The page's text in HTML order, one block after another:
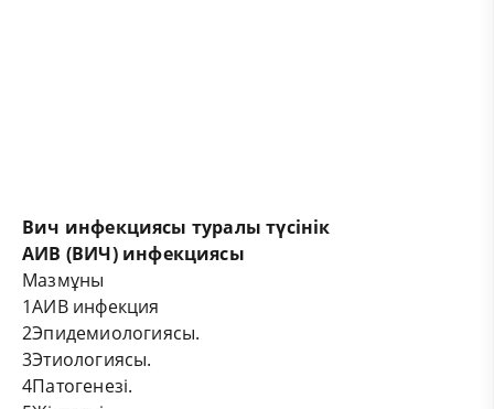
Вич инфекциясы туралы түсінік
АИВ (ВИЧ)инфекциясы
Мазмұны
1АИВ инфекция
2Эпидемиологиясы.
3Этиологиясы.
4Патогенезі.